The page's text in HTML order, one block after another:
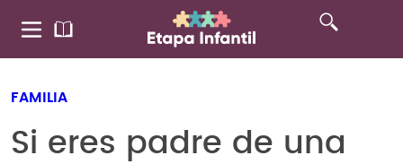
FAMILIA
Si eres padre de una